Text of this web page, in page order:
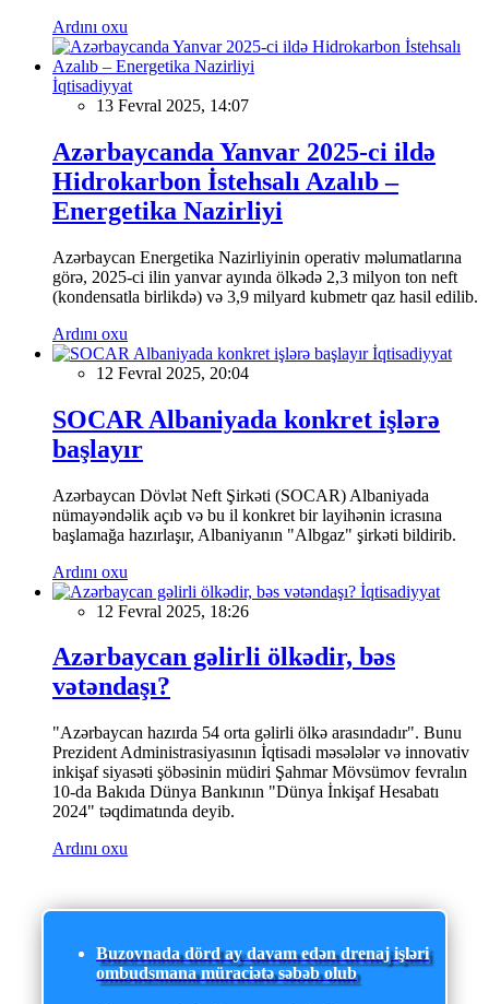
Ardını oxu
İqtisadiyyat
13 Fevral 2025, 14:07
Azərbaycanda Yanvar 2025-ci ildə
Hidrokarbon İstehsalı Azalıb –
Energetika Nazirliyi
Azərbaycan Energetika Nazirliyinin operativ məlumatlarına
görə, 2025-ci ilin yanvar ayında ölkədə 2,3 milyon ton neft
(kondensatla birlikdə) və 3,9 milyard kubmetr qaz hasil edilib.
Ardını oxu
İqtisadiyyat
12 Fevral 2025, 20:04
SOCAR Albaniyada konkret işlərə
başlayır
Azərbaycan Dövlət Neft Şirkəti (SOCAR) Albaniyada
nümayəndəlik açıb və bu il konkret bir layihənin icrasına
başlamağa hazırlaşır, Albaniyanın "Albgaz" şirkəti bildirib.
Ardını oxu
İqtisadiyyat
12 Fevral 2025, 18:26
Azərbaycan gəlirli ölkədir, bəs
vətəndaşı?
"Azərbaycan hazırda 54 orta gəlirli ölkə arasındadır". Bunu
Prezident Administrasiyasının İqtisadi məsələlər və innovativ
inkişaf siyasəti şöbəsinin müdiri Şahmar Mövsümov fevralın
10-da Bakıda Dünya Bankının "Dünya İnkişaf Hesabatı
2024" təqdimatında deyib.
Ardını oxu
Buzovnada dörd ay davam edən drenaj işləri
ombudsmana müraciətə səbəb olub